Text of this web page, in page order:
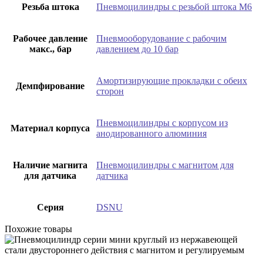
Резьба штока Пневмоцилиндры с резьбой штока М6
Рабочее давление
макс., бар
Пневмооборудование с рабочим
давлением до 10 бар
Демпфирование
Амортизирующие прокладки с обеих
сторон
Материал корпуса
Пневмоцилиндры с корпусом из
анодированного алюминия
Наличие магнита
для датчика
Пневмоцилиндры с магнитом для
датчика
Серия DSNU
Похожие товары